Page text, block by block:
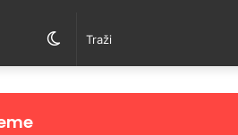
Switch
skin